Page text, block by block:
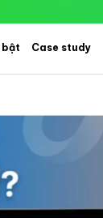
bật Case study